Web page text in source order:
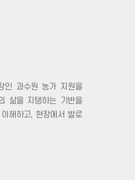
인 과수원 농가 지원을
삶을 지탱하는 기반을
해하고, 현장에서 발로